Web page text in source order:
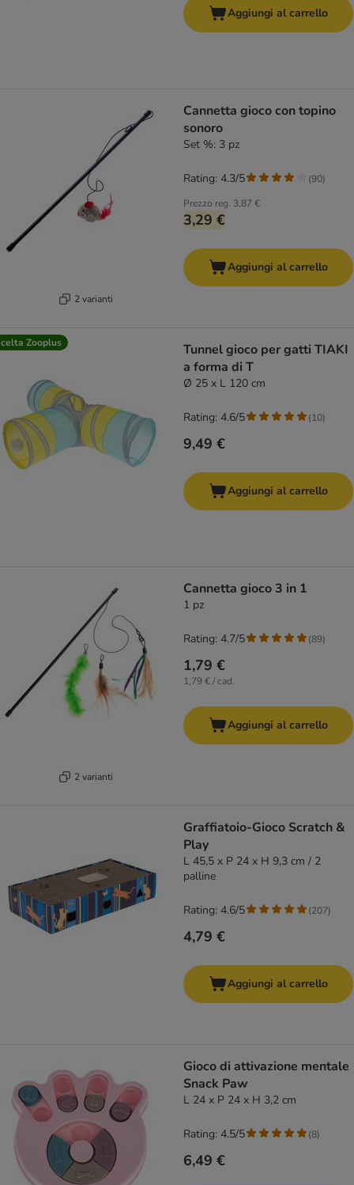
Aggiungi al carrello
2 varianti
Cannetta gioco con topino
sonoro
Set %: 3 pz
Prezzo reg. 3,87 €
3,29 €
Rating: 4.3/5 (90)
Aggiungi al carrello
Zooplus
Tunnel gioco per gatti TIAKI
a forma di T
Ø 25 x L 120 cm
9,49 €
Rating: 4.6/5 (10)
Aggiungi al carrello
2 varianti
Cannetta gioco 3 in 1
1 pz
1,79 €
1,79 € / cad.
Rating: 4.7/5 (89)
Aggiungi al carrello
Graffiatoio-Gioco Scratch &
Play
L 45,5 x P 24 x H 9,3 cm / 2
palline
4,79 €
Rating: 4.6/5 (207)
Aggiungi al carrello
Gioco di attivazione mentale
Snack Paw
L 24 x P 24 x H 3,2 cm
6,49 €
Rating: 4.5/5 (8)